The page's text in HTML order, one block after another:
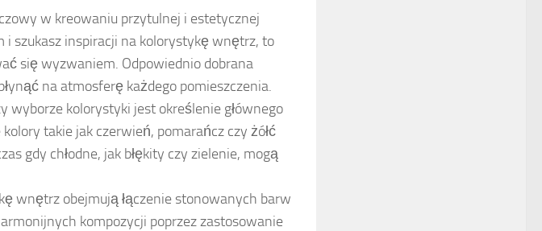
w kreowaniu przytulnej i estetycznej
i szukasz inspiracji na kolorystykę wnętrz, to
się wyzwaniem. Odpowiednio dobrana
na atmosferę każdego pomieszczenia.
wyborze kolorystyki jest określenie głównego
takie jak czerwień, pomarańcz czy żółć
gdy chłodne, jak błękity czy zielenie, mogą
wnętrz obejmują łączenie stonowanych barw
kompozycji poprzez zastosowanie